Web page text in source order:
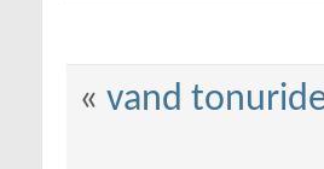
« vand